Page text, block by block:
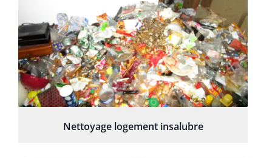
Nettoyage logement insalubre